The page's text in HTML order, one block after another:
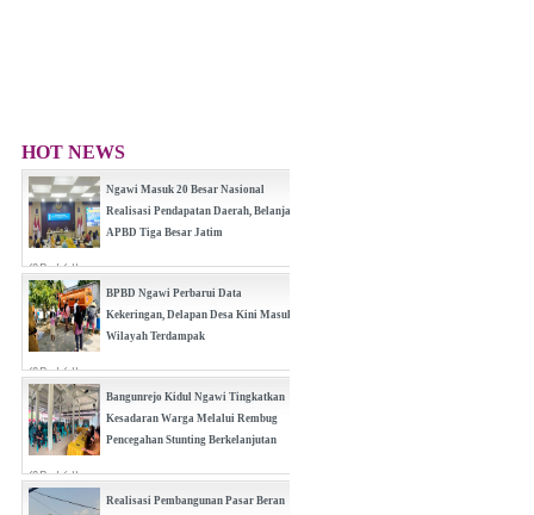
HOT NEWS
Ngawi Masuk 20 Besar Nasional
Realisasi Pendapatan Daerah, Belanja
APBD Tiga Besar Jatim
(0 Reply(s))
BPBD Ngawi Perbarui Data
Kekeringan, Delapan Desa Kini Masuk
Wilayah Terdampak
(0 Reply(s))
Bangunrejo Kidul Ngawi Tingkatkan
Kesadaran Warga Melalui Rembug
Pencegahan Stunting Berkelanjutan
(0 Reply(s))
Realisasi Pembangunan Pasar Beran